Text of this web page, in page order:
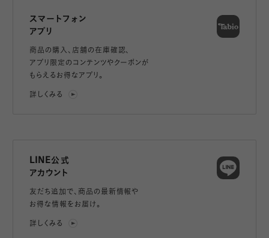
スマートフォン
アプリ
商品の購入、店舗の在庫確認、
アプリ限定のコンテンツやクーポンが
もらえるお得なアプリ。
詳しくみる
LINE公式
アカウント
友だち追加で、 商品の最新情報や
お得な情報をお届け。
詳しくみる